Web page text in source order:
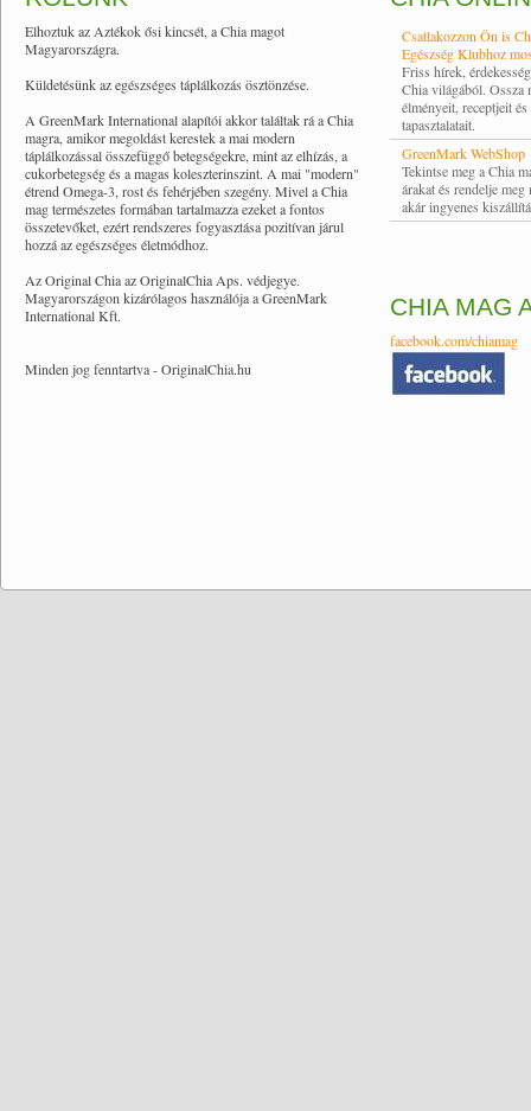
Elhoztuk az Aztékok ősi kincsét, a Chia magot
Magyarországra.
Küldetésünk az egészséges táplálkozás ösztönzése.
A GreenMark International alapítói akkor találtak rá a Chia
magra, amikor megoldást kerestek a mai modern
táplálkozással összefüggő betegségekre, mint az elhízás, a
cukorbetegség és a magas koleszterinszint. A mai "modern"
étrend Omega-3, rost és fehérjében szegény. Mivel a Chia
mag természetes formában tartalmazza ezeket a fontos
összetevőket, ezért rendszeres fogyasztása pozitívan járul
hozzá az egészséges életmódhoz.
Az Original Chia az OriginalChia Aps. védjegye.
Magyarországon kizárólagos használója a GreenMark
International Kft.
Minden jog fenntartva - OriginalChia.hu
Csatlakozzon Ön is
Egészség Klubhoz
Friss hírek,
Chia világából. Ossza
élményeit, receptjeit és
tapasztalatait.
GreenMark WebShop
Tekintse meg a Chia
árakat és rendelje meg
akár ingyenes
CHIA MAG
facebook.com/chiamag